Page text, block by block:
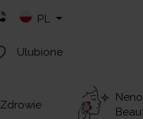
PL
Ulubione
Zdrowie
Neno